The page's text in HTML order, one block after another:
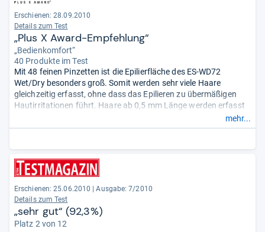
Erschienen: 28.09.2010
Details zum Test
„Plus X Award-Empfehlung“
„Bedienkomfort“
40 Produkte im Test
Mit 48 feinen Pinzetten ist die Epilierfläche des ES-WD72
Wet/Dry besonders groß. Somit werden sehr viele Haare
gleichzeitig erfasst, ohne dass das Epilieren zu übermäßigen
Hautirritationen führt. Haare ab 0,5 mm Länge werden erfasst
und entfernt. Für den Einsatz auf besonders empfindlicher Haut
kann der Panasonic auch mit Schaum betrieben werden. Dank
Zudem ist die Akkulaufzeit vergleichsweise
lang.- Zusammengefasst durch unsere Redaktion.
mehr...
Erschienen: 25.06.2010
Ausgabe: 7/2010
Details zum Test
„sehr gut“ (92,3%)
Platz 2 von 12